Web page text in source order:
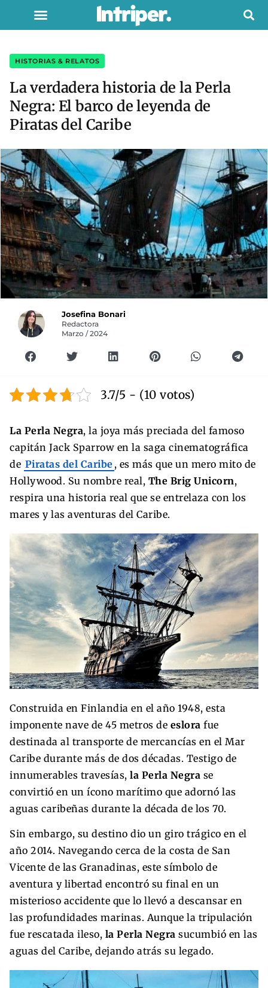
HISTORIAS & RELATOS
La verdadera historia de la Perla
Negra: El barco de leyenda de
Piratas del Caribe
Josefina Bonari
Redactora
Marzo / 2024
3.7/5 - (10 votos)
La Perla Negra, la joya más preciada del famoso
capitán Jack Sparrow en la saga cinematográfica
de Piratas del Caribe , es más que un mero mito de
Hollywood. Su nombre real, The Brig Unicorn,
respira una historia real que se entrelaza con los
mares y las aventuras del Caribe.
Construida en Finlandia en el año 1948, esta
imponente nave de 45 metros de eslora fue
destinada al transporte de mercancías en el Mar
Caribe durante más de dos décadas. Testigo de
innumerables travesías, la Perla Negra se
convirtió en un ícono marítimo que adornó las
aguas caribeñas durante la década de los 70.
Sin embargo, su destino dio un giro trágico en el
año 2014. Navegando cerca de la costa de San
Vicente de las Granadinas, este símbolo de
aventura y libertad encontró su final en un
misterioso accidente que lo llevó a descansar en
las profundidades marinas. Aunque la tripulación
fue rescatada ileso, la Perla Negra sucumbió en las
aguas del Caribe, dejando atrás su legado.